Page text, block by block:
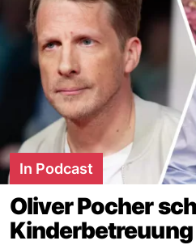
In Podcast
Oliver Pocher
Kinderbetreuung